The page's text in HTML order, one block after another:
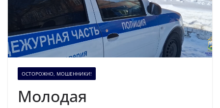
ОСТОРОЖНО, МОШЕННИКИ!
Молодая